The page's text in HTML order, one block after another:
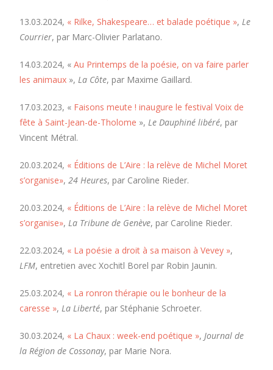
13.03.2024, « Rilke, Shakespeare… et balade poétique »,Le
Courrier, par Marc-Olivier Parlatano.
14.03.2024, «Au Printemps de la poésie, on va faire parler
les animaux »,La Côte, par Maxime Gaillard.
17.03.2023, « Faisons meute ! inaugure le festival Voix de
fête à Saint-Jean-de-Tholome »,Le Dauphiné libéré, par
Vincent Métral.
20.03.2024, « Éditions de L’Aire : la relève de Michel Moret
s’organise»,24 Heures, par Caroline Rieder.
20.03.2024, « Éditions de L’Aire : la relève de Michel Moret
s’organise»,La Tribune de Genève, par Caroline Rieder.
22.03.2024, « La poésie a droit à sa maison à Vevey »,
LFM, entretien avec Xochitl Borel par Robin Jaunin.
25.03.2024, « La ronron thérapie ou le bonheur de la
caresse »,La Liberté, par Stéphanie Schroeter.
30.03.2024, « La Chaux : week-end poétique »,Journal de
la Région de Cossonay, par Marie Nora.